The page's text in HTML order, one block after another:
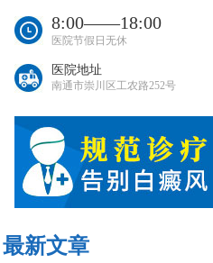
8:00――18:00
医院节假日无休
医院地址
南通市崇川区工农路252号
最新文章